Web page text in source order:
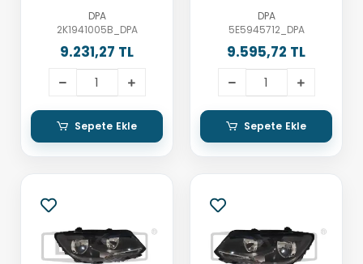
DPA
2K1941005B_DPA
9.231,27 TL
Sepete Ekle
DPA
5E5945712_DPA
9.595,72 TL
Sepete Ekle